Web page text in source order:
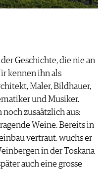
Geschichte, die nie an
kennen ihn als
Maler, Bildhauer,
und Musiker.
zusaätzlich aus:
Weine. Bereits in
vertraut, wuchs er
in der Toskana
auch eine grosse